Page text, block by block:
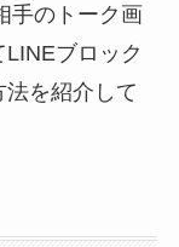
手のトーク画
ブロック
を紹介して